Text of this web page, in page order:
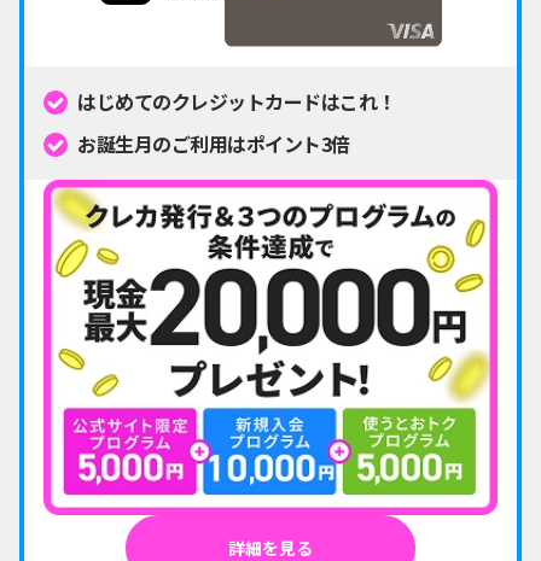
はじめてのクレジットカードはこれ！
お誕生月のご利用はポイント3倍
詳細を見る